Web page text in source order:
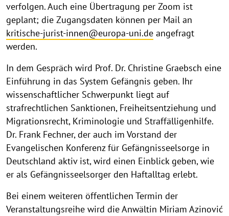
verfolgen. Auch eine Übertragung per Zoom ist
geplant; die Zugangsdaten können per Mail an
kritische-jurist-innen@europa-uni.de angefragt
werden.
In dem Gespräch wird Prof. Dr. Christine Graebsch eine
Einführung in das System Gefängnis geben. Ihr
wissenschaftlicher Schwerpunkt liegt auf
strafrechtlichen Sanktionen, Freiheitsentziehung und
Migrationsrecht, Kriminologie und Straffälligenhilfe.
Dr. Frank Fechner, der auch im Vorstand der
Evangelischen Konferenz für Gefängnisseelsorge in
Deutschland aktiv ist, wird einen Einblick geben, wie
er als Gefängnisseelsorger den Haftalltag erlebt.
Bei einem weiteren öffentlichen Termin der
Veranstaltungsreihe wird die Anwältin Miriam Azinović